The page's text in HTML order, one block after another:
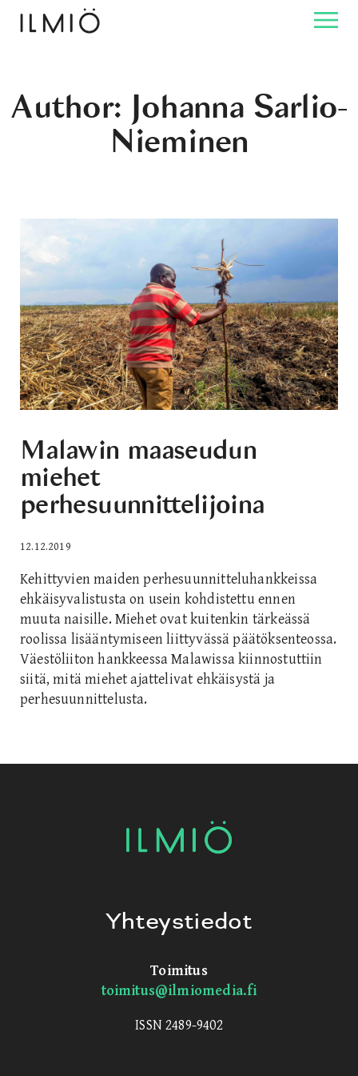
Author: Johanna Sarlio-
Nieminen
Malawin maaseudun
miehet
perhesuunnittelijoina
12.12.2019
Kehittyvien maiden perhesuunnitteluhankkeissa
ehkäisyvalistusta on usein kohdistettu ennen
muuta naisille. Miehet ovat kuitenkin tärkeässä
roolissa lisääntymiseen liittyvässä päätöksenteossa.
Väestöliiton hankkeessa Malawissa kiinnostuttiin
siitä, mitä miehet ajattelivat ehkäisystä ja
perhesuunnittelusta.
Yhteystiedot
Toimitus
toimitus@ilmiomedia.fi
ISSN 2489-9402